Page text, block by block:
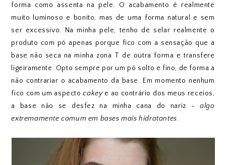
forma como assenta na pele. O acabamento é realmente
muito luminoso e bonito, mas de uma forma natural e sem
ser excessivo. Na minha pele, tenho de selar realmente o
produto com pó apenas porque fico com a sensação que a
base não seca na minha zona T de outra forma e transfere
ligeiramente. Opto sempre por um pó solto e fino, de forma a
não contrariar o acabamento da base. Em momento nenhum
fico com um aspecto cakeye ao contrário dos meus receios,
a base não se desfez na minha cana do nariz - algo
extremamente comum em bases mais hidratantes.